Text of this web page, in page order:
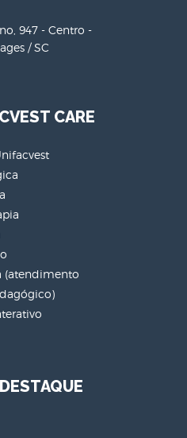
947 - Centro -
/ SC
CARE
(atendimento